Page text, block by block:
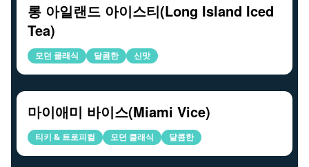
롱 아일랜드 아이스티(Long Island Iced
Tea)
모던 클래식 달콤한 신맛
마이애미 바이스(Miami Vice)
티키 & 트로피컬 모던 클래식 달콤한